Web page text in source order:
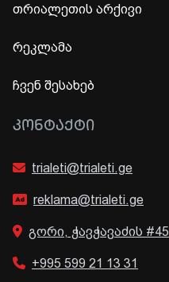
თრიალეთის არქივი
რეკლამა
ჩვენ შესახებ
ᲙᲝᲜᲢᲐᲥᲢᲘ
trialeti@trialeti.ge
reklama@trialeti.ge
გორი, ჭავჭავაძის #45
+995 599 21 13 31